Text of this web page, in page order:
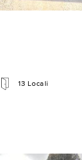
13 Locali